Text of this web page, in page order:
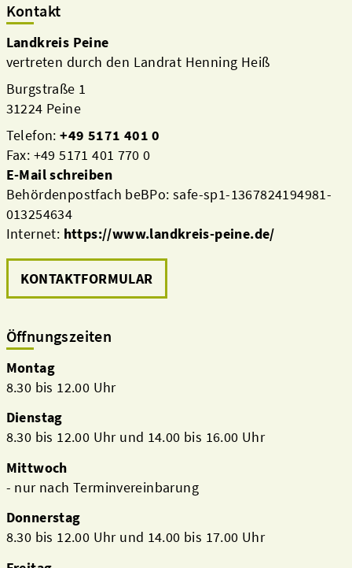
Kontakt
Landkreis Peine
vertreten durch den Landrat Henning Heiß
Burgstraße 1
31224 Peine
Telefon:+49 5171 401 0
Fax: +49 5171 401 770 0
E-Mail schreiben
Behördenpostfach beBPo: safe-sp1-1367824194981-
013254634
Internet: https://www.landkreis-peine.de/
KONTAKTFORMULAR
Öffnungszeiten
Montag
8.30 bis 12.00 Uhr
Dienstag
8.30 bis 12.00 Uhr und 14.00 bis 16.00 Uhr
Mittwoch
- nur nach Terminvereinbarung
Donnerstag
8.30 bis 12.00 Uhr und 14.00 bis 17.00 Uhr